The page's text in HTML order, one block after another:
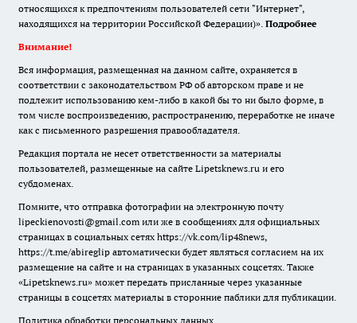
относящихся к предпочтениям пользователей сети "Интернет",
находящихся на территории Российской Федерации)». Подробнее
Внимание!
Вся информация, размещенная на данном сайте, охраняется в
соответствии с законодательством РФ об авторском праве и не
подлежит использованию кем-либо в какой бы то ни было форме, в
том числе воспроизведению, распространению, переработке не иначе
как с письменного разрешения правообладателя.
Редакция портала не несет ответственности за материалы
пользователей, размещенные на сайте Lipetsknews.ru и его
субдоменах.
Помните, что отправка фотографии на электронную почту
lipeckienovosti@gmail.com или же в сообщениях для официальных
страницах в социальных сетях https://vk.com/lip48news,
https://t.me/abireglip автоматически будет являться согласием на их
размещение на сайте и на страницах в указанных соцсетях. Также
«Lipetsknews.ru» может передать присланные через указанные
страницы в соцсетях материалы в сторонние паблики для публикации.
Политика обработки персональных данных